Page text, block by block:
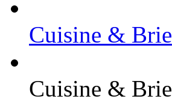
Cuisine & Brie
Cuisine & Brie